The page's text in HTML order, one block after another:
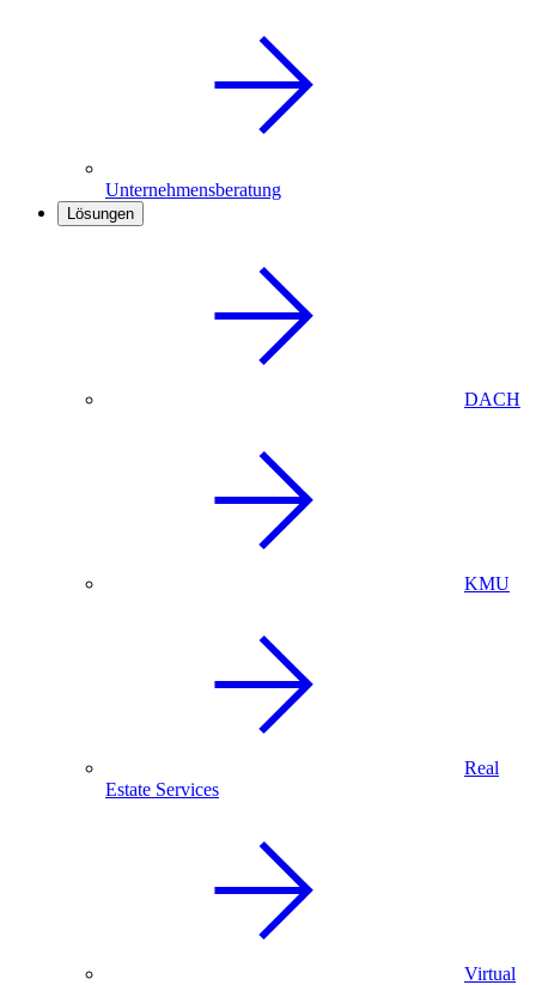
Unternehmensberatung
Lösungen
DACH
KMU
Real
Estate Services
Virtual